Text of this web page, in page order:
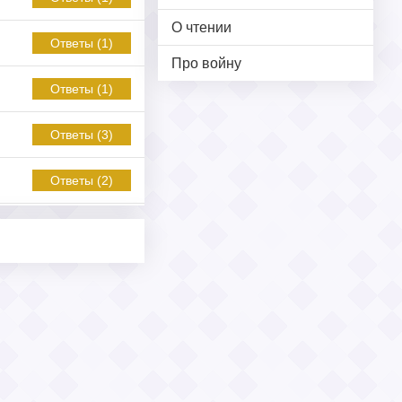
О чтении
Про войну
Ответы (1)
Ответы (1)
Ответы (3)
Ответы (2)